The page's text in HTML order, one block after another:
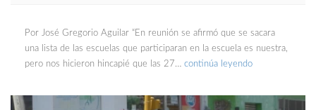
Por José Gregorio Aguilar “En reunión se afirmó que se sacara
una lista de las escuelas que participaran en la escuela es nuestra,
pero nos hicieron hincapié que las 27… continúa leyendo